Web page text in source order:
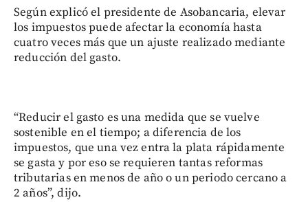
Según explicó el presidente de Asobancaria, elevar
los impuestos puede afectar la economía hasta
cuatro veces más que un ajuste realizado mediante
reducción del gasto.
“Reducir el gasto es una medida que se vuelve
sostenible en el tiempo; a diferencia de los
impuestos, que una vez entra la plata rápidamente
se gasta y por eso se requieren tantas reformas
tributarias en menos de año o un periodo cercano a
2 años”, dijo.